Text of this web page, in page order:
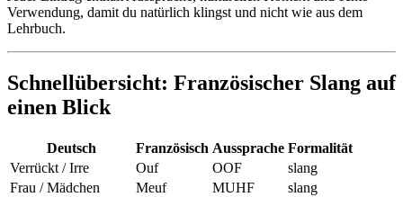
Verwendung, damit du natürlich klingst und nicht wie aus dem
Lehrbuch.
Schnellübersicht: Französischer Slang auf
einen Blick
Deutsch Französisch Aussprache Formalität
Verrückt / Irre
Ouf OOF
slang
Frau / Mädchen
Meuf MUHF
slang